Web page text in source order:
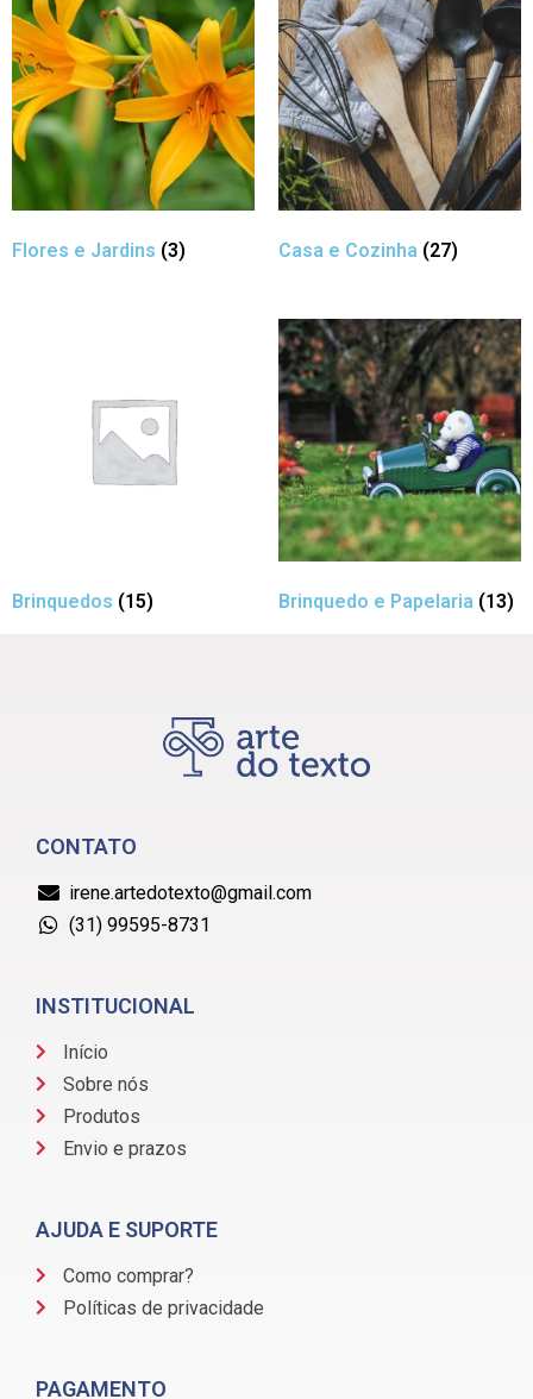
Flores e Jardins (3) Casa e Cozinha (27)
Brinquedos (15) Brinquedo e Papelaria (13)
CONTATO
irene.artedotexto@gmail.com
(31) 99595-8731
INSTITUCIONAL
Início
Sobre nós
Produtos
Envio e prazos
AJUDA E SUPORTE
Como comprar?
Políticas de privacidade
PAGAMENTO